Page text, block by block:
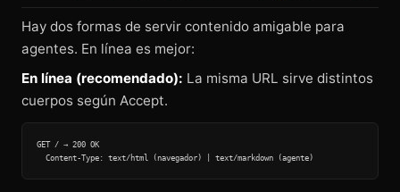
Hay dos formas de servir contenido amigable para
agentes. En línea es mejor:
En línea (recomendado): La misma URL sirve distintos
cuerpos según Accept.
GET / → 200 OK